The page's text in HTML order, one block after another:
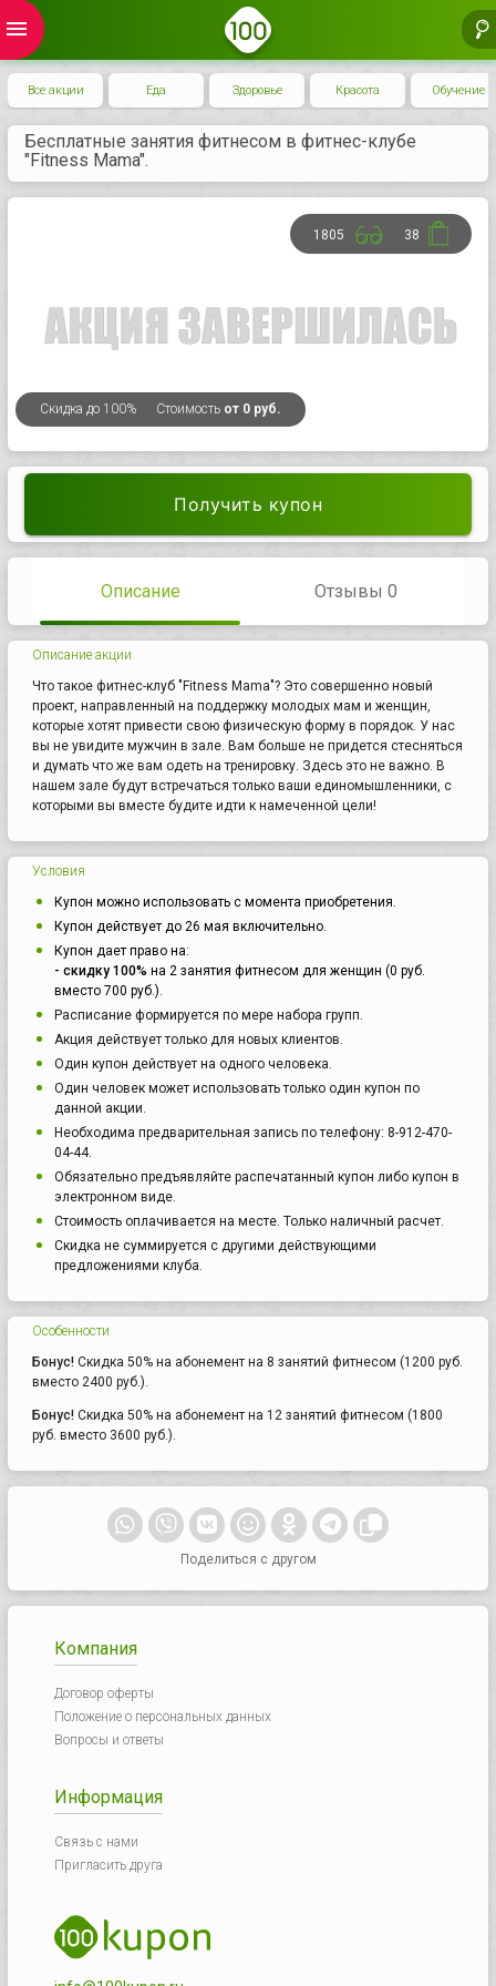
menu
Все акции Еда Здоровье Красота Обучение
Бесплатные занятия фитнесом в фитнес-клубе
"Fitness Mama".
Скидка до 100% Стоимость от 0 руб.
1805 38
Получить купон
Описание Отзывы 0
Описание акции
Что такое фитнес-клуб "Fitness Mama"? Это совершенно новый
проект, направленный на поддержку молодых мам и женщин,
которые хотят привести свою физическую форму в порядок. У нас
вы не увидите мужчин в зале. Вам больше не придется стесняться
и думать что же вам одеть на тренировку. Здесь это не важно. В
нашем зале будут встречаться только ваши единомышленники, с
которыми вы вместе будите идти к намеченной цели!
Условия
Купон можно использовать с момента приобретения.
Купон действует до 26 мая включительно.
Купон дает право на:
- скидку 100% на 2 занятия фитнесом для женщин (0 руб.
вместо 700 руб.).
Расписание формируется по мере набора групп.
Акция действует только для новых клиентов.
Один купон действует на одного человека.
Один человек может использовать только один купон по
данной акции.
Необходима предварительная запись по телефону: 8-912-470-
04-44.
Обязательно предъявляйте распечатанный купон либо купон в
электронном виде.
Стоимость оплачивается на месте. Только наличный расчет.
Скидка не суммируется с другими действующими
предложениями клуба.
Особенности
Бонус! Скидка 50% на абонемент на 8 занятий фитнесом (1200 руб.
вместо 2400 руб.).
Бонус! Скидка 50% на абонемент на 12 занятий фитнесом (1800
руб. вместо 3600 руб.).
Поделиться с другом
Компания
Договор оферты
Положение о персональных данных
Вопросы и ответы
Информация
Связь с нами
Пригласить друга